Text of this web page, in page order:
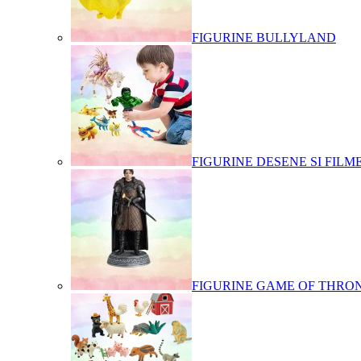
FIGURINE BULLYLAND
FIGURINE DESENE SI
FIGURINE GAME OF